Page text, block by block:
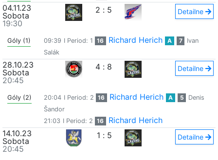
04.11.23
Sobota
19:30
2 : 5 Detailne
Góly (1) 09:39 I Period: 1 16 Richard Herich A 7
Ivan
Salák
28.10.23
Sobota
20:45
4 : 8 Detailne
Góly (2) 20:04 I Period: 2 16 Richard Herich A 5
Denis
Šandor
21:03 I Period: 2 16
Richard Herich
14.10.23
Sobota
20:45
1 : 5 Detailne